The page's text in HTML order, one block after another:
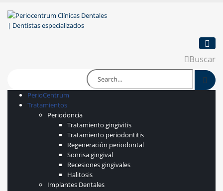
Buscar
PerioCentrum
Tratamientos
Periodoncia
Tratamiento gingivitis
Tratamiento periodontitis
Regeneración periodontal
Sonrisa gingival
Recesiones gingivales
Halitosis
Implantes Dentales